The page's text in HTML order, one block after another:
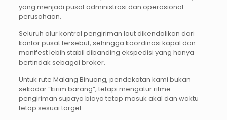
yang menjadi pusat administrasi dan operasional
perusahaan.
Seluruh alur kontrol pengiriman laut dikendalikan dari
kantor pusat tersebut, sehingga koordinasi kapal dan
manifest lebih stabil dibanding ekspedisi yang hanya
bertindak sebagai broker.
Untuk rute Malang Binuang, pendekatan kami bukan
sekadar “kirim barang”, tetapi mengatur ritme
pengiriman supaya biaya tetap masuk akal dan waktu
tetap sesuai target.